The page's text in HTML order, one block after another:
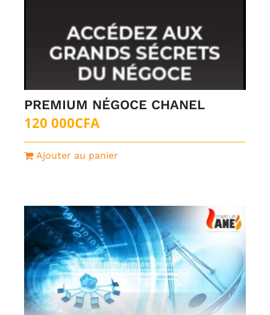
PREMIUM NÉGOCE CHANEL
120 000CFA
Ajouter au panier